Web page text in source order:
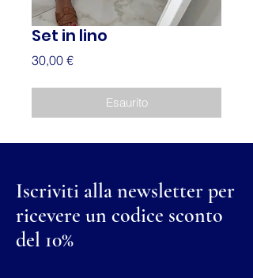
Set in lino
30,00 €Prezzo
Esaurito
Iscriviti alla newsletter per
ricevere un codice sconto
del 10%